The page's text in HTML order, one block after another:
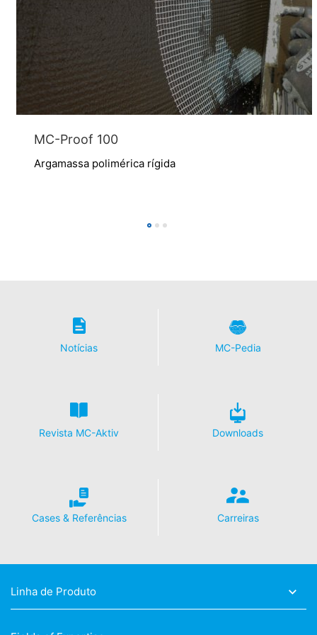
MC-Proof 100
Argamassa polimérica rígida
Notícias MC-Pedia
Revista MC-Aktiv Downloads
Cases & Referências Carreiras
Linha de Produto